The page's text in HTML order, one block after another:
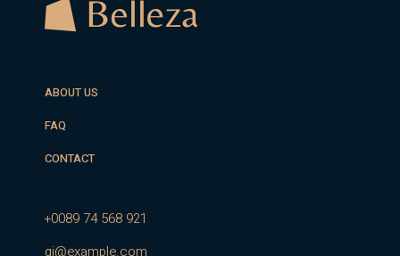
ABOUT US
FAQ
CONTACT
+0089 74 568 921
qi@example.com